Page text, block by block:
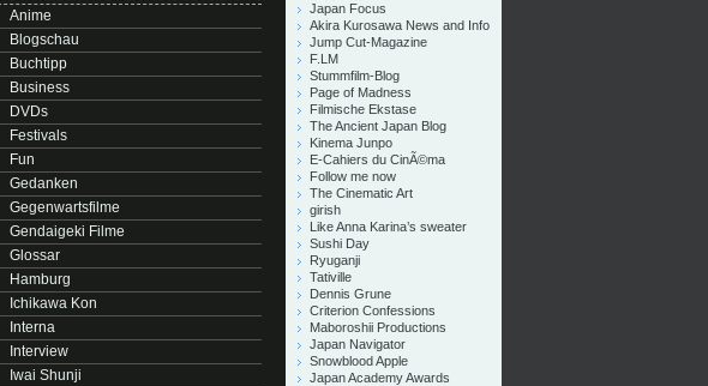
Anime
Blogschau
Buchtipp
Business
DVDs
Festivals
Fun
Gedanken
Gegenwartsfilme
Gendaigeki Filme
Glossar
Hamburg
Ichikawa Kon
Interna
Interview
Iwai Shunji
Japan Focus
Akira Kurosawa News and Info
Jump Cut-Magazine
F.LM
Stummfilm-Blog
Page of Madness
Filmische Ekstase
The Ancient Japan Blog
Kinema Junpo
E-Cahiers du CinÃ©ma
Follow me now
The Cinematic Art
girish
Like Anna Karina’s sweater
Sushi Day
Ryuganji
Tativille
Dennis Grune
Criterion Confessions
Maboroshii Productions
Japan Navigator
Snowblood Apple
Japan Academy Awards